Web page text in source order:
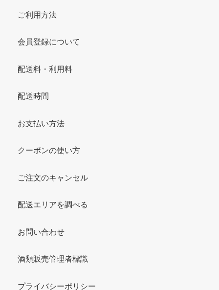
ご利用方法
会員登録について
配送料・利用料
配送時間
お支払い方法
クーポンの使い方
ご注文のキャンセル
配送エリアを調べる
お問い合わせ
酒類販売管理者標識
プライバシーポリシー